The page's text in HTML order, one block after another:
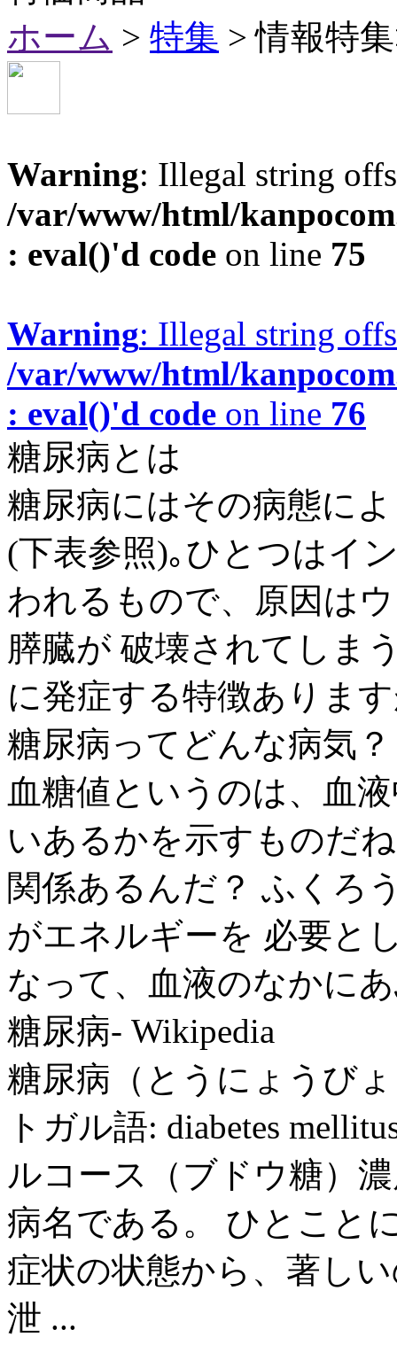
ホーム > 特集 > 情報特
Warning: Illegal string
/var/www/html/
: eval()'d code on line 75
Warning: Illegal string
/var/www/html/
: eval()'d code on line 76
糖尿病とは
糖尿病にはその病態に
(下表参照)｡ひとつはイ
われるもので、原因は
膵臓が 破壊されてしま
に発症する特徴ありま
糖尿病ってどんな病気
血糖値というのは、血
いあるかを示すものだ
関係あるんだ？ ふくろ
がエネルギーを 必要と
なって、血液のなかに
糖尿病- Wikipedia
糖尿病（とうにょうび
トガル語: diabetes
ルコース（ブドウ糖）
病名である。 ひとこと
症状の状態から、著し
泄 ...